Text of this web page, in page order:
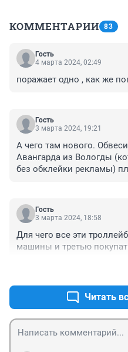
КОММЕНТАРИИ 83
Гость
4 марта 2024, 02:49
поражает одно , как же
Гость
3 марта 2024, 19:21
А чего там нового.
Авангарда из Вологды
без обклейки рекламы)
Авангардах компрессор,
включался, то пассажиры
сейчас отвалится. В
походу справились. А
денежек стоит, наверное
красного Авангарда. А
обвесов ничего
Гость
3 марта 2024, 18:58
Для чего все эти
машины и третью
Читать